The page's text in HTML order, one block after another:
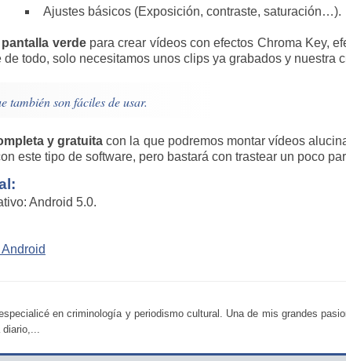
Ajustes básicos (Exposición, contraste, saturación…).
verdepara crear vídeos con efectos Chroma Key,
todo, solo necesitamos unos clips ya grabados y nuestra
también son fáciles de usar.
y gratuitacon la que podremos montar vídeos
este tipo de software, pero bastará con trastear un poco
Android 5.0.
en criminología y periodismo cultural. Una de mis grandes
diario,...